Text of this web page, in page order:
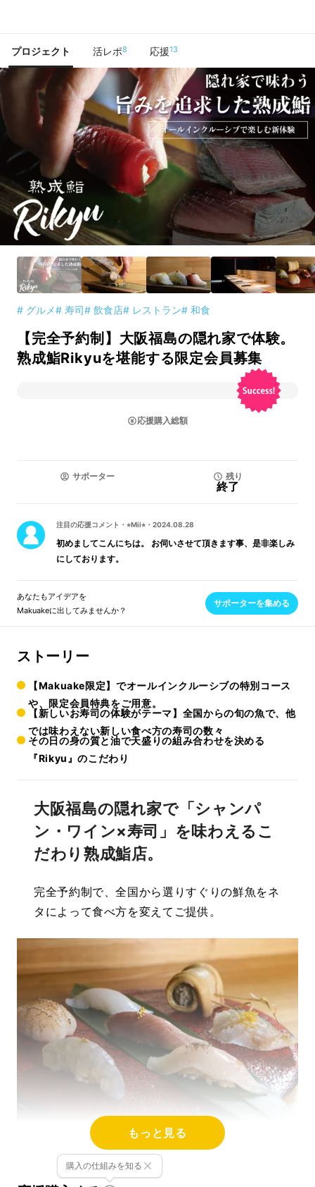
プロジェクト 活レポ8 応援13
# グルメ# 寿司# 飲食店# レストラン# 和食
【完全予約制】大阪福島の隠れ家で体験。
熟成鮨Rikyuを堪能する限定会員募集
応援購入総額
サポーター 残り
終了
注目の応援コメント ・ ⭐︎Mii⭐︎ ・ 2024.08.28
初めましてこんにちは。 お伺いさせて頂きます事、是非楽しみ
にしております。
あなたもアイデアを
Makuakeに出してみませんか？
サポーターを集める
ストーリー
【Makuake限定】でオールインクルーシブの特別コース
や、限定会員特典をご用意。
【新しいお寿司の体験がテーマ】全国からの旬の魚で、他
では味わえない新しい食べ方の寿司の数々
その日の身の質と油で天盛りの組み合わせを決める
『Rikyu』のこだわり
大阪福島の隠れ家で「シャンパ
ン・ワイン×寿司」を味わえるこ
だわり熟成鮨店。
完全予約制で、全国から選りすぐりの鮮魚をネ
タによって食べ方を変えてご提供。
穴場のグルメが数多く存在する大阪 福島。
もっと見る
購入の仕組みを知る